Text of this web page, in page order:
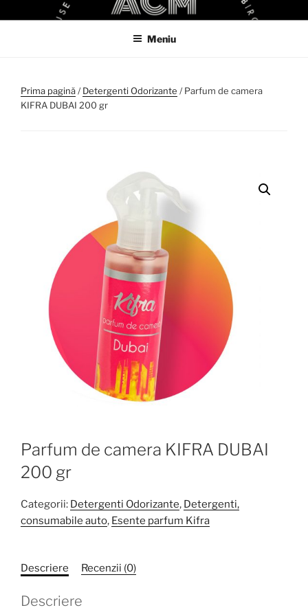
la
ACM
ACM VIRTUAL SHOP
Meniu
Prima pagină/Detergenti Odorizante / Parfum de camera
KIFRA DUBAI 200 gr
Parfum de camera KIFRA DUBAI
200 gr
Categorii: Detergenti Odorizante, Detergenti,
consumabile auto, Esente parfum Kifra
Descriere Recenzii (0)
Descriere